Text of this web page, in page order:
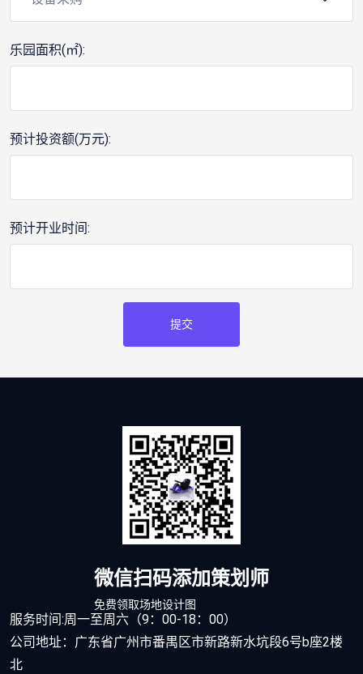
乐园面积(㎡):
预计投资额(万元):
预计开业时间:
提交
微信扫码添加策划师
免费领取场地设计图
服务时间:周一至周六（9：00-18：00）
公司地址：广东省广州市番禺区市新路新水坑段6号b座2楼
北